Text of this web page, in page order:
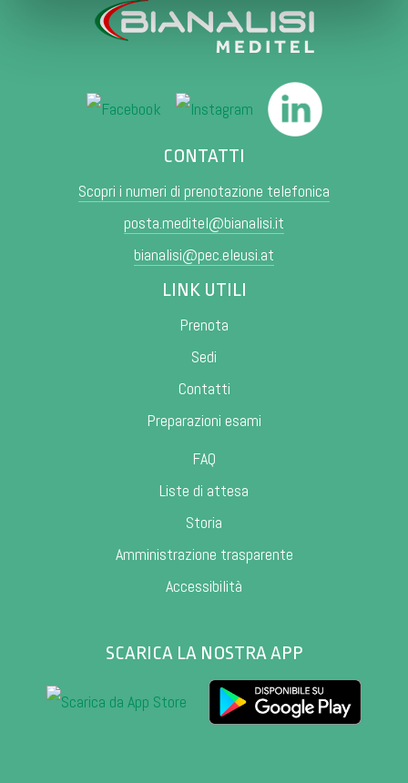
CONTATTI
Scopri i numeri di prenotazione telefonica
posta.meditel@bianalisi.it
bianalisi@pec.eleusi.at
LINK UTILI
Prenota
Sedi
Contatti
Preparazioni esami
FAQ
Liste di attesa
Storia
Amministrazione trasparente
Accessibilità
SCARICA LA NOSTRA APP